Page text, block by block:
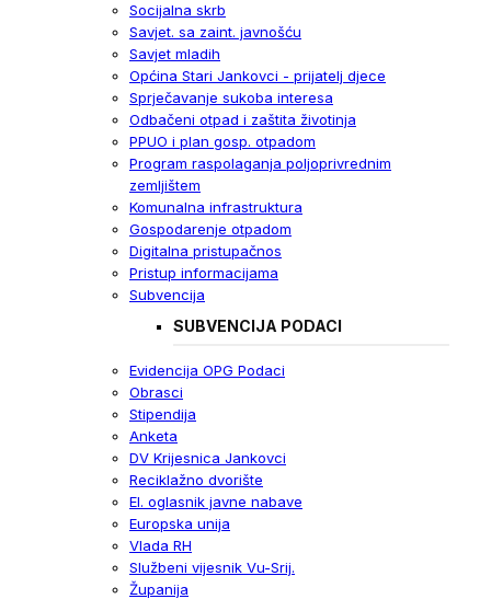
Socijalna skrb
Savjet. sa zaint. javnošću
Savjet mladih
Općina Stari Jankovci - prijatelj djece
Sprječavanje sukoba interesa
Odbačeni otpad i zaštita životinja
PPUO i plan gosp. otpadom
Program raspolaganja poljoprivrednim
zemljištem
Komunalna infrastruktura
Gospodarenje otpadom
Digitalna pristupačnos
Pristup informacijama
Subvencija
SUBVENCIJA PODACI
Evidencija OPG Podaci
Obrasci
Stipendija
Anketa
DV Krijesnica Jankovci
Reciklažno dvorište
El. oglasnik javne nabave
Europska unija
Vlada RH
Službeni vijesnik Vu-Srij.
Županija